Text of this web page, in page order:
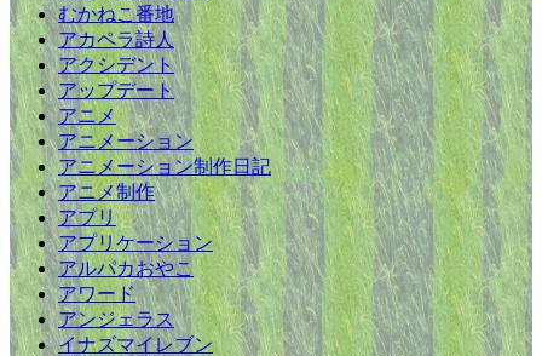
むかねこ番地
アカペラ詩人
アクシデント
アップデート
アニメ
アニメーション
アニメーション制作日記
アニメ制作
アプリ
アプリケーション
アルパカおやこ
アワード
アンジェラス
イナズマイレブン